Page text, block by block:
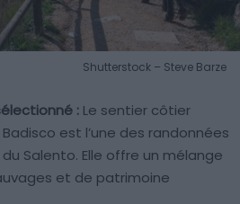
Shutterstock – Steve Barze
: Le sentier côtier
est l’une des randonnées
Salento. Elle offre un mélange
et de patrimoine